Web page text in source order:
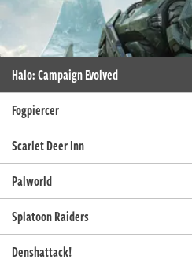
Halo: Campaign Evolved
Fogpiercer
Scarlet Deer Inn
Palworld
Splatoon Raiders
Denshattack!